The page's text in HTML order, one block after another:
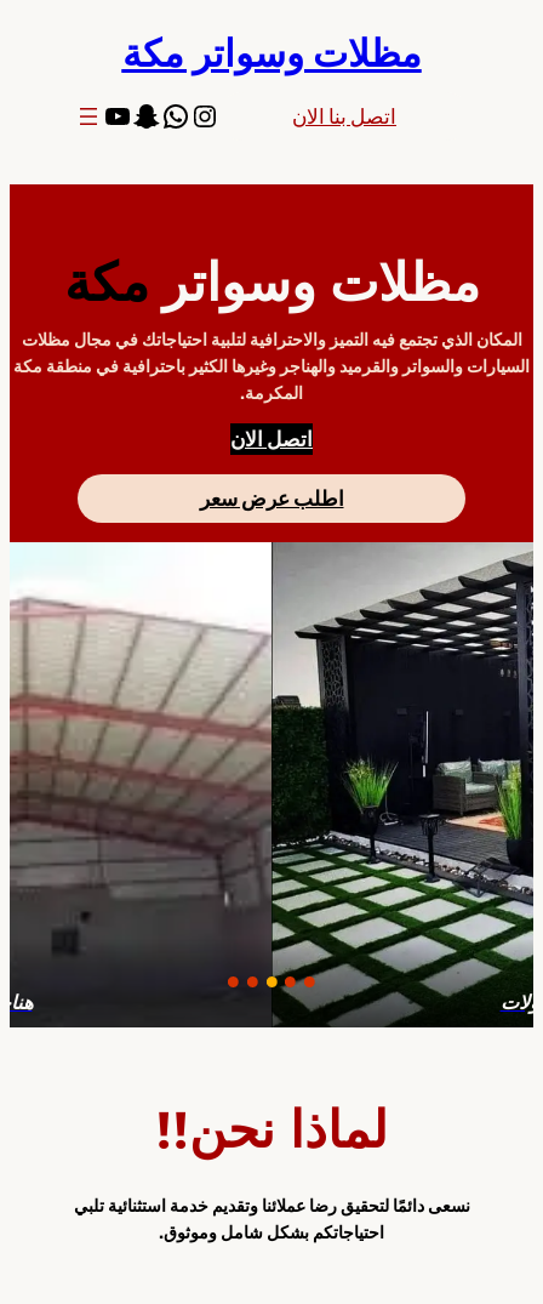
مظلات وسواتر مكة
اتصل بنا الان إنستجرام
واتساب
سناب شاتيوتيوب
مظلات وسواتر مكة
المكان الذي تجتمع فيه التميز والاحترافية لتلبية احتياجاتك في مجال مظلات
السيارات والسواتر والقرميد والهناجر وغيرها الكثير باحترافية في منطقة مكة
المكرمة.
اتصل الان
اطلب عرض سعر
هناجر
لماذا نحن!!
نسعى دائمًا لتحقيق رضا عملائنا وتقديم خدمة استثنائية تلبي
احتياجاتكم بشكل شامل وموثوق.